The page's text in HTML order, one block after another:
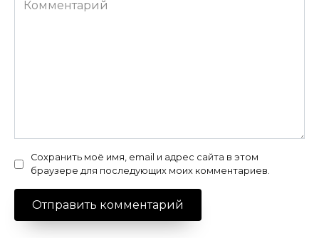
Сохранить моё имя, email и адрес сайта в этом
браузере для последующих моих комментариев.